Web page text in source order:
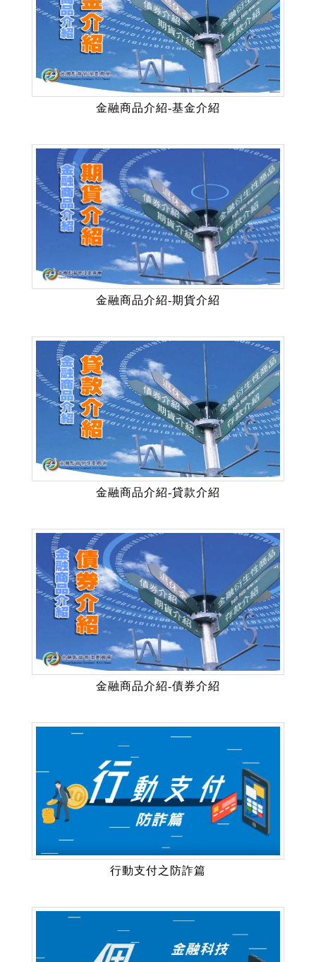
金融商品介紹-基金介紹
金融商品介紹-期貨介紹
金融商品介紹-貸款介紹
金融商品介紹-債券介紹
行動支付之防詐篇